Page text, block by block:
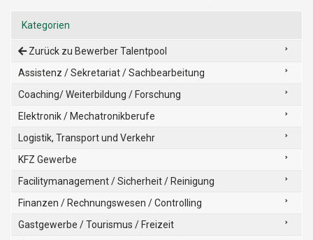
Kategorien
Zurück zu Bewerber Talentpool
Assistenz / Sekretariat / Sachbearbeitung
Coaching/ Weiterbildung / Forschung
Elektronik / Mechatronikberufe
Logistik, Transport und Verkehr
KFZ Gewerbe
Facilitymanagement / Sicherheit / Reinigung
Finanzen / Rechnungswesen / Controlling
Gastgewerbe / Tourismus / Freizeit